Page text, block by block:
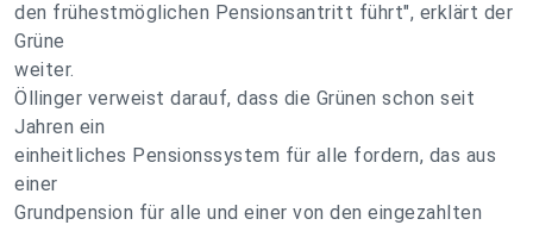
den frühestmöglichen Pensionsantritt führt", erklärt der
Grüne
weiter.
Öllinger verweist darauf, dass die Grünen schon seit
Jahren ein
einheitliches Pensionssystem für alle fordern, das aus
einer
Grundpension für alle und einer von den eingezahlten